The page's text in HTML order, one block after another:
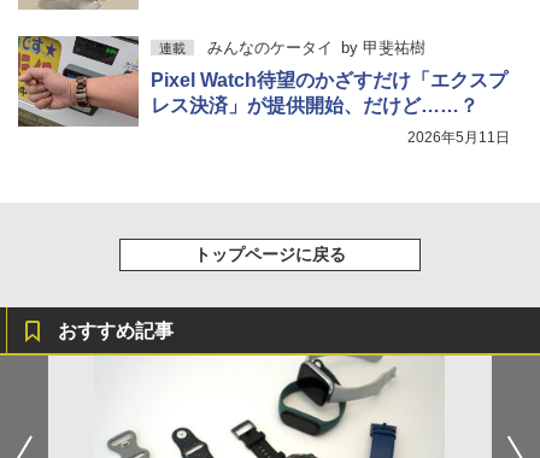
連載 みんなのケータイ by 甲斐祐樹
Pixel Watch待望のかざすだけ「エクスプ
レス決済」が提供開始、だけど……？
2026年5月11日
トップページに戻る
おすすめ記事